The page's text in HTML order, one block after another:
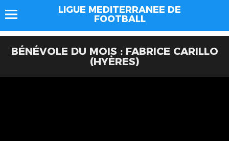
LIGUE MEDITERRANEE DE
FOOTBALL
BÉNÉVOLE DU MOIS : FABRICE CARILLO
(HYÈRES)